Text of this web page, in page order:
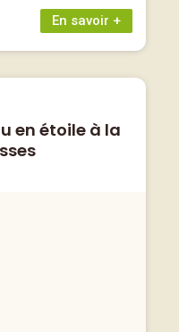
En savoir +
en étoile à la